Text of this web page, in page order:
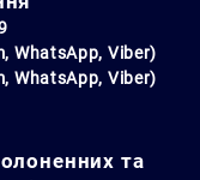
WhatsApp, Viber)
WhatsApp, Viber)
та